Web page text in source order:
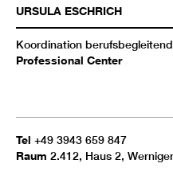
URSULA ESCHRICH
Koordination
Professional Center
Tel +49 3943 659 847
Raum 2.412, Haus 2,